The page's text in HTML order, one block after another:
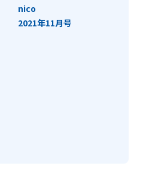
nico
2021年11月号